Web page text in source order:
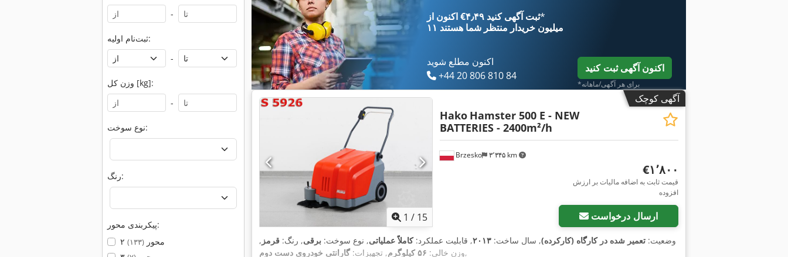
-
ثبت‌نام اولیه:
-
وزن کل [kg]:
-
نوع سوخت:
رنگ:
پیکربندی محور:
۲ محور(۱۳۳)
اکنون از ‎€۴٫۴۹ ثبت آگهی کنید*
۱۱ میلیون خریدار منتظر شما هستند
اکنون مطلع شوید
+44 20 806 810 84
اکنون آگهی ثبت کنید
*برای هر آگهی/ماهانه
آگهی کوچک
1 / 15
Brzesko ۳٬۳۴۵ km
Hako Hamster 500 E - NEW
BATTERIES - 2400m²/h
‎€۱٬۸۰۰
قیمت ثابت به اضافه مالیات بر ارزش
افزوده
ارسال درخواست
وضعیت: تعمیر شده در کارگاه (کارکرده), سال ساخت: ۲۰۱۳, قابلیت عملکرد:کاملاً عملیاتی, نوع سوخت: برقی, رنگ: قرمز ,
وزن خالی: ۵۶ کیلوگرم , تجهیزات:گارانتی خودروی دست دوم ,